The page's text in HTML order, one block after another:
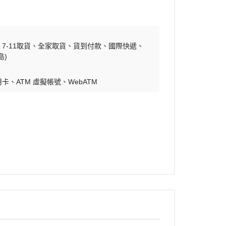
7-11取貨 全家取貨 貨到付款
國際快遞
)
卡 ATM 虛擬帳號 WebATM